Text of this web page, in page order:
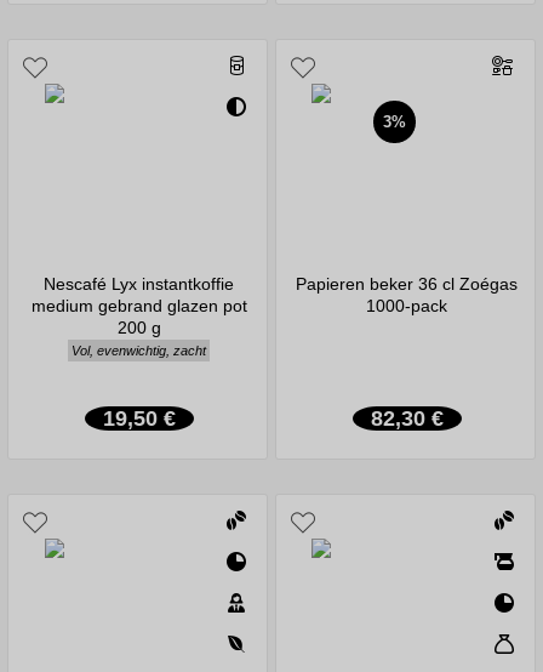
Nescafé Lyx instantkoffie
medium gebrand glazen pot
200 g
Vol, evenwichtig, zacht
19,50 €
3%
Papieren beker 36 cl Zoégas
1000-pack
82,30 €